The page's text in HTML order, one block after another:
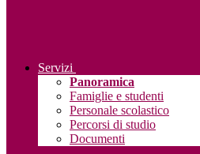
Servizi
Panoramica
Famiglie e studenti
Personale scolastico
Percorsi di studio
Documenti